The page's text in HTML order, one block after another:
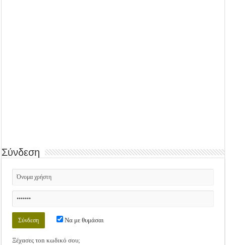
Σύνδεση
Να με θυμάσαι
Ξέχασες τοn κωδικό σου;